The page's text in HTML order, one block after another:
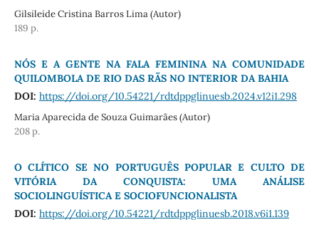
Gilsileide Cristina Barros Lima (Autor)
189 p.
NÓS E A GENTE NA FALA FEMININA NA COMUNIDADE
QUILOMBOLA DE RIO DAS RÃS NO INTERIOR DA BAHIA
DOI: https://doi.org/10.54221/rdtdppglinuesb.2024.v12i1.298
Maria Aparecida de Souza Guimarães (Autor)
208 p.
O CLÍTICO SE NO PORTUGUÊS POPULAR E CULTO DE
VITÓRIA DA CONQUISTA: UMA ANÁLISE
SOCIOLINGUÍSTICA E SOCIOFUNCIONALISTA
DOI: https://doi.org/10.54221/rdtdppglinuesb.2018.v6i1.139